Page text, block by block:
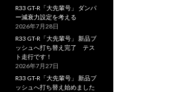
R33 GT-R「大先輩号」 ダンパ
ー減衰力設定を考える
2026年7月28日
R33 GT-R「大先輩号」 新品ブ
ッシュへ打ち替え完了 テス
ト走行です！
2026年7月27日
R33 GT-R「大先輩号」 新品ブ
ッシュへ打ち替え始めました